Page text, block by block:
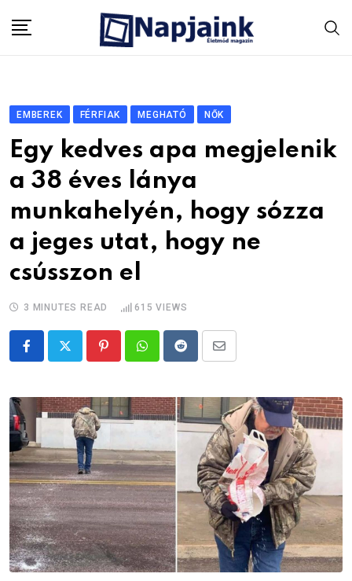
EMBEREK FÉRFIAK MEGHATÓ NŐK
Egy kedves apa megjelenik
a 38 éves lánya
munkahelyén, hogy sózza
a jeges utat, hogy ne
csússzon el
3 MINUTES READ 615 VIEWS
PinterestWhatsappRedditShare
Email